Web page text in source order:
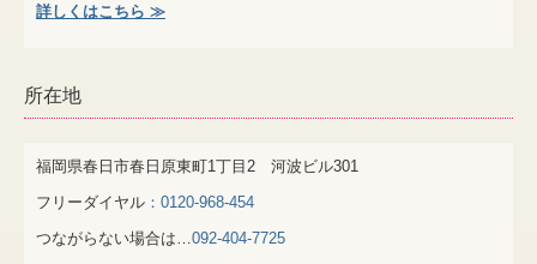
詳しくはこちら ≫
所在地
福岡県春日市春日原東町1丁目2 河波ビル301
フリーダイヤル ：0120-968-454
つながらない場合は… 092-404-7725